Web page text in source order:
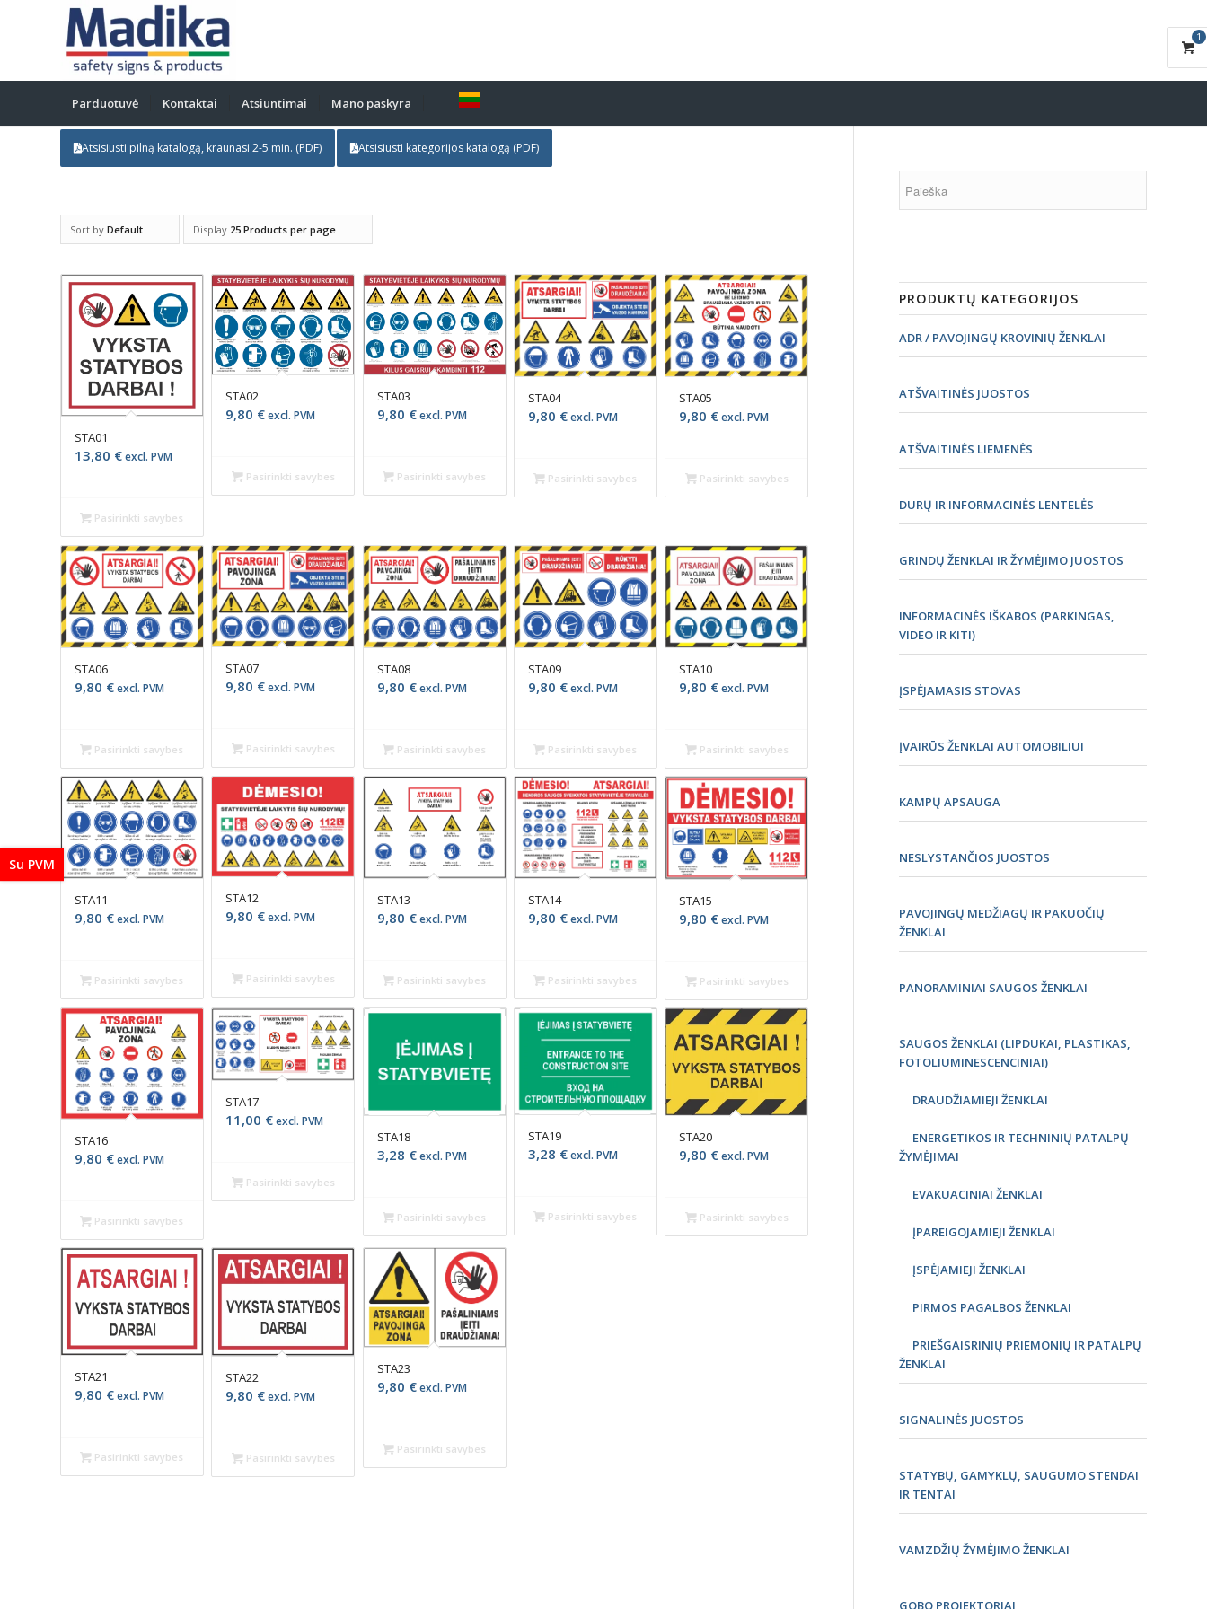
1
Parduotuvė Kontaktai Atsiuntimai Mano paskyra
Atsisiusti pilną katalogą, kraunasi 2-5 min. (PDF) Atsisiusti kategorijos katalogą (PDF)
Sort by Default Display 25 Products per page
STA01
13,80 €excl. PVM
Pasirinkti savybes
STA02
9,80 €excl. PVM
Pasirinkti savybes
STA03
9,80 €excl. PVM
Pasirinkti savybes
STA04
9,80 €excl. PVM
Pasirinkti savybes
STA05
9,80 €excl. PVM
Pasirinkti savybes
STA06
9,80 €excl. PVM
Pasirinkti savybes
STA07
9,80 €excl. PVM
Pasirinkti savybes
STA08
9,80 €excl. PVM
Pasirinkti savybes
STA09
9,80 €excl. PVM
Pasirinkti savybes
STA10
9,80 €excl. PVM
Pasirinkti savybes
STA11
9,80 €excl. PVM
Pasirinkti savybes
STA12
9,80 €excl. PVM
Pasirinkti savybes
STA13
9,80 €excl. PVM
Pasirinkti savybes
STA14
9,80 €excl. PVM
Pasirinkti savybes
STA15
9,80 €excl. PVM
Pasirinkti savybes
STA16
9,80 €excl. PVM
Pasirinkti savybes
STA17
11,00 €excl. PVM
Pasirinkti savybes
STA18
3,28 €excl. PVM
Pasirinkti savybes
STA19
3,28 €excl. PVM
Pasirinkti savybes
STA20
9,80 €excl. PVM
Pasirinkti savybes
STA21
9,80 €excl. PVM
Pasirinkti savybes
STA22
9,80 €excl. PVM
Pasirinkti savybes
STA23
9,80 €excl. PVM
Pasirinkti savybes
PRODUKTŲ KATEGORIJOS
ADR / PAVOJINGŲ KROVINIŲ ŽENKLAI
ATŠVAITINĖS JUOSTOS
ATŠVAITINĖS LIEMENĖS
DURŲ IR INFORMACINĖS LENTELĖS
GRINDŲ ŽENKLAI IR ŽYMĖJIMO JUOSTOS
INFORMACINĖS IŠKABOS (PARKINGAS,
VIDEO IR KITI)
ĮSPĖJAMASIS STOVAS
ĮVAIRŪS ŽENKLAI AUTOMOBILIUI
KAMPŲ APSAUGA
NESLYSTANČIOS JUOSTOS
PAVOJINGŲ MEDŽIAGŲ IR PAKUOČIŲ
ŽENKLAI
PANORAMINIAI SAUGOS ŽENKLAI
SAUGOS ŽENKLAI (LIPDUKAI, PLASTIKAS,
FOTOLIUMINESCENCINIAI)
DRAUDŽIAMIEJI ŽENKLAI
ENERGETIKOS IR TECHNINIŲ PATALPŲ
ŽYMĖJIMAI
EVAKUACINIAI ŽENKLAI
ĮPAREIGOJAMIEJI ŽENKLAI
ĮSPĖJAMIEJI ŽENKLAI
PIRMOS PAGALBOS ŽENKLAI
PRIEŠGAISRINIŲ PRIEMONIŲ IR PATALPŲ
ŽENKLAI
SIGNALINĖS JUOSTOS
STATYBŲ, GAMYKLŲ, SAUGUMO STENDAI
IR TENTAI
VAMZDŽIŲ ŽYMĖJIMO ŽENKLAI
GOBO PROJEKTORIAI
Su PVM